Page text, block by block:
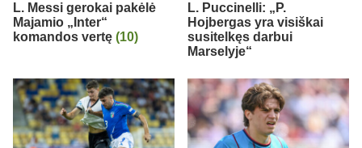
L. Messi gerokai pakėlė
Majamio „Inter“
komandos vertę (10)
L. Puccinelli: „P.
Hojbergas yra visiškai
susitelkęs darbui
Marselyje“